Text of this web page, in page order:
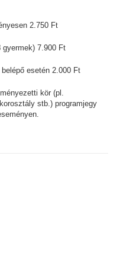
2.750 Ft
7.900 Ft
esetén 2.000 Ft
kör (pl.
stb.) programjegy